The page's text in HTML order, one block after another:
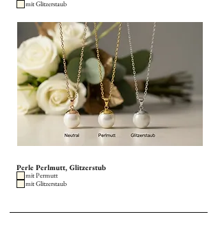
mit Glitzerstaub
Perle Perlmutt, Glitzerstub
mit Permutt
mit Glitzerstaub